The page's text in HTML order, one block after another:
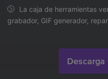
Video/Audio
Usuarios de Película
Usuarios de Redes Sociales
Especificaciones técnicas
Una lista de todos los
compatibles con
search
La caja de herramientas
grabador, GIF generador,
Descarga